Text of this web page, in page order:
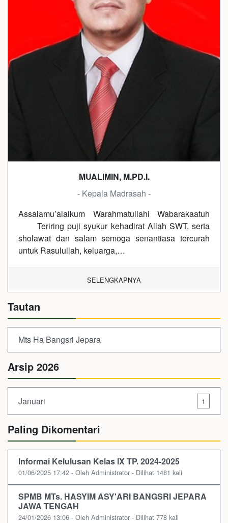
MUALIMIN, M.PD.I.
- Kepala Madrasah -
Assalamu’alaikum Warahmatullahi Wabarakaatuh
Teriring puji syukur kehadirat Allah SWT, serta
sholawat dan salam semoga senantiasa tercurah
untuk Rasulullah, keluarga,…
SELENGKAPNYA
Tautan
Mts Ha Bangsri Jepara
Arsip 2026
Januari 1
Paling Dikomentari
Informai Kelulusan Kelas IX TP. 2024-2025
01/06/2025 17:42 - Oleh Administrator - Dilihat 1481 kali
SPMB MTs. HASYIM ASY'ARI BANGSRI JEPARA
JAWA TENGAH
24/01/2026 13:06 - Oleh Administrator - Dilihat 778 kali